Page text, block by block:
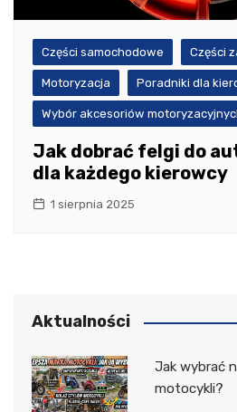
Części samochodowe Części
Motoryzacja Poradniki dla
Wybór akcesoriów
Jak dobrać felgi do
dla każdego kierowcy
1 sierpnia 2025
Aktualności
Jak wybrać
motocykli?